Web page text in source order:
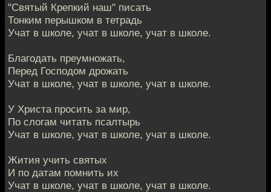
"Святый Крепкий наш" писать
Тонким перышком в тетрадь
Учат в школе, учат в школе, учат в школе.
Благодать преумножать,
Перед Господом дрожать
Учат в школе, учат в школе, учат в школе.
У Христа просить за мир,
По слогам читать псалтырь
Учат в школе, учат в школе, учат в школе.
Жития учить святых
И по датам помнить их
Учат в школе, учат в школе, учат в школе.